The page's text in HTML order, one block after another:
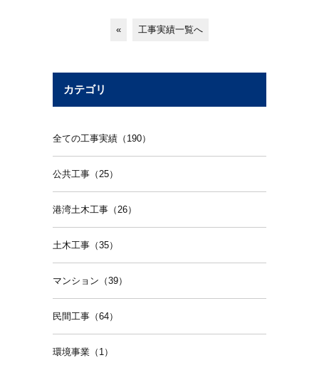
« 工事実績一覧へ
カテゴリ
全ての工事実績（190）
公共工事（25）
港湾土木工事（26）
土木工事（35）
マンション（39）
民間工事（64）
環境事業（1）